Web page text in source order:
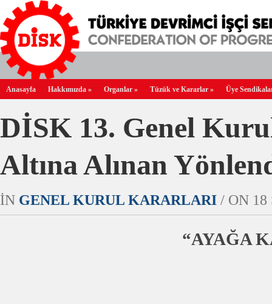
Anasayfa Hakkımızda » Organlar » Tüzük ve Kararlar » Üye
DİSK 13. Genel
Altına Alınan
IN GENEL KURUL KARARLARI / ON 18
“AYAĞA